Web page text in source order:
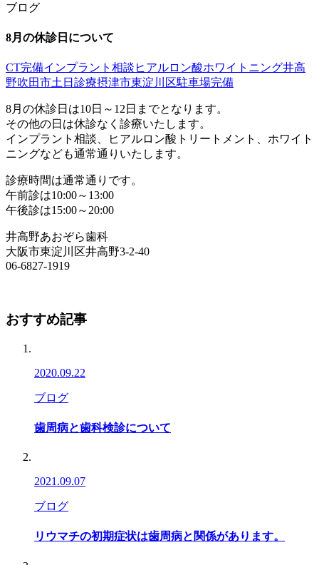
ブログ
8月の休診日について
CT完備インプラント相談 ヒアルロン酸ホワイトニング井高
野吹田市土日診療摂津市東淀川区駐車場完備
8月の休診日は10日～12日までとなります。
その他の日は休診なく診療いたします。
インプラント相談、ヒアルロン酸トリートメント、ホワイト
ニングなども通常通りいたします。
診療時間は通常通りです。
午前診は10:00～13:00
午後診は15:00～20:00
井高野あおぞら歯科
大阪市東淀川区井高野3-2-40
06-6827-1919
おすすめ記事
2020.09.22
ブログ
歯周病と歯科検診について
2021.09.07
ブログ
リウマチの初期症状は歯周病と関係があります。